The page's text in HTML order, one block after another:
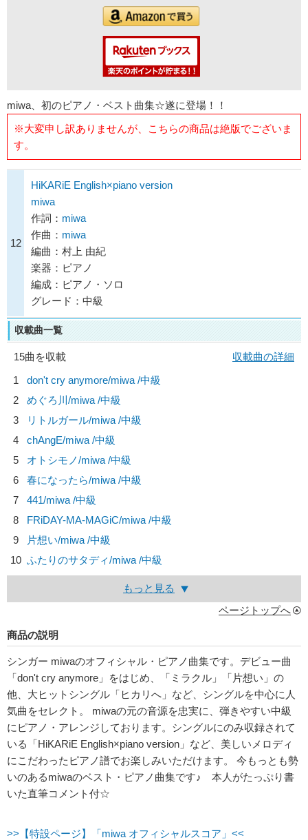
miwa、初のピアノ・ベスト曲集☆遂に登場！！
※大変申し訳ありませんが、こちらの商品は絶版でございま
す。
12
HiKARiE English×piano version
miwa
作詞： miwa
作曲： miwa
編曲：村上 由紀
楽器：ピアノ
編成：ピアノ・ソロ
グレード：中級
収載曲一覧
15曲を収載
収載曲の詳細
1
don't cry anymore/miwa /中級
2
めぐろ川/miwa /中級
3
リトルガール/miwa /中級
4
chAngE/miwa /中級
5
オトシモノ/miwa /中級
6
春になったら/miwa /中級
7
441/miwa /中級
8
FRiDAY-MA-MAGiC/miwa /中級
9
片想い/miwa /中級
10 ふたりのサタディ/miwa /中級
もっと見る
ページトップへ
商品の説明
シンガー miwaのオフィシャル・ピアノ曲集です。デビュー曲
「don't cry anymore」をはじめ、「ミラクル」「片想い」の
他、大ヒットシングル「ヒカリへ」など、シングルを中心に人
気曲をセレクト。 miwaの元の音源を忠実に、弾きやすい中級
にピアノ・アレンジしております。シングルにのみ収録されて
いる「HiKARiE English×piano version」など、美しいメロディ
にこだわったピアノ譜でお楽しみいただけます。 今もっとも勢
いのあるmiwaのベスト・ピアノ曲集です♪ 本人がたっぷり書
いた直筆コメント付☆
>>【特設ページ】「miwa オフィシャルスコア」<<